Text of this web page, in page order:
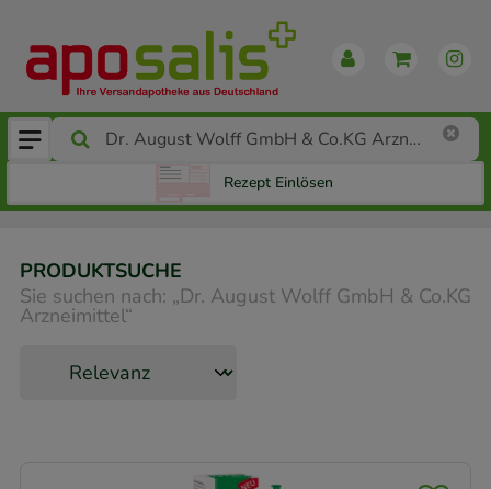
Rezept Einlösen
PRODUKTSUCHE
Sie suchen nach: „Dr. August Wolff GmbH & Co.KG
Arzneimittel“